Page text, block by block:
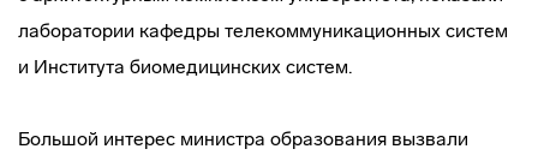
лаборатории кафедры телекоммуникационных систем
и Института биомедицинских систем.
Большой интерес министра образования вызвали